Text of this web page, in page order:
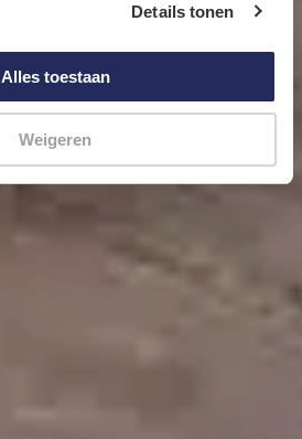
Details tonen
Alles toestaan
Weigeren